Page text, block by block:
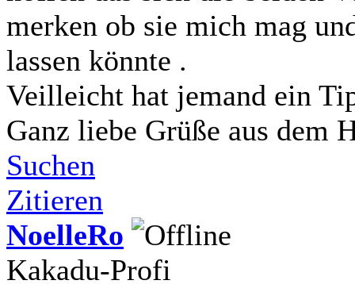
merken ob sie mich mag
lassen könnte .
Veilleicht hat jemand ein
Ganz liebe Grüße aus dem
Suchen
Zitieren
NoelleRo
Kakadu-Profi